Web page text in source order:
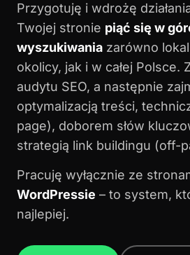
Przygotuję i wdrożę
Twojej stronie piąć się w
wyszukiwania zarówno
okolicy, jak i w całej Polsce.
audytu SEO, a następnie
optymalizacją treści,
page), doborem słów
strategią link buildingu (off-
Pracuję wyłącznie ze
WordPressie – to system,
najlepiej.